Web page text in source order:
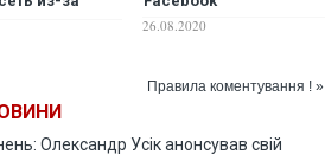
утечки из
26.08.2020
Правила коментування ! »
Олександр Усік анонсував свій